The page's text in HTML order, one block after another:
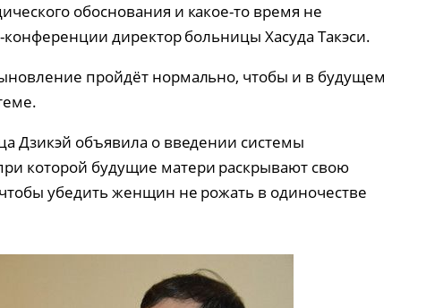
обоснования и какое-то время не
конференции директор больницы Хасуда Такэси.
пройдёт нормально, чтобы и в будущем
Дзикэй объявила о введении системы
которой будущие матери раскрывают свою
убедить женщин не рожать в одиночестве